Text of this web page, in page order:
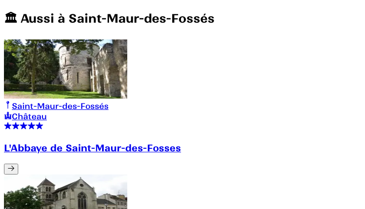
🏛️️ Aussi à Saint-Maur-des-Fossés
Saint-Maur-des-Fossés
Château
L'Abbaye de Saint-Maur-des-Fosses